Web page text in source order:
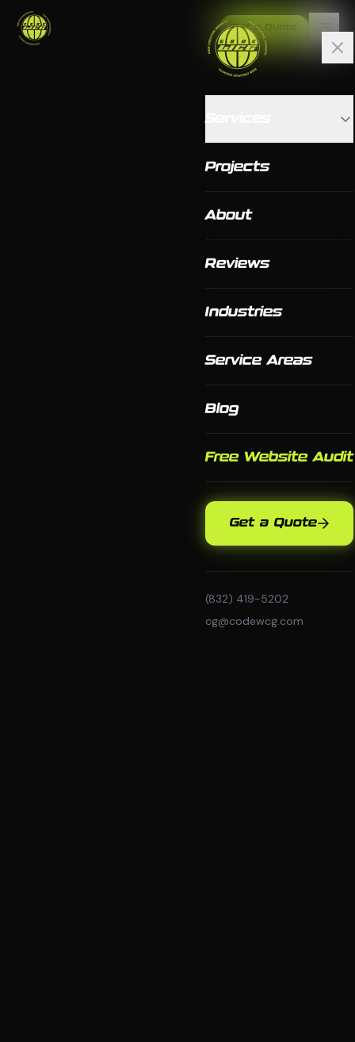
Get a Quote
Projects
About
Reviews
Industries
Service Areas
Blog
Free Website Audit
Get a Quote
(832) 419-5202
cg@codewcg.com